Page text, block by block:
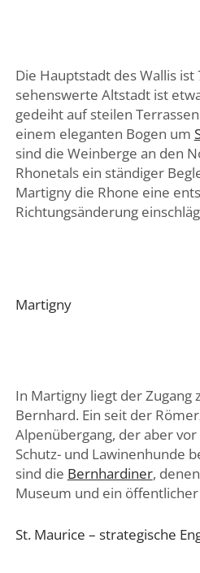
Die Hauptstadt des Wallis ist
sehenswerte Altstadt ist
gedeiht auf steilen
einem eleganten Bogen um
sind die Weinberge an den
Rhonetals ein ständiger
Martigny die Rhone eine
Richtungsänderung
Martigny
In Martigny liegt der Zugang
Bernhard. Ein seit der
Alpenübergang, der aber
Schutz- und Lawinenhunde
sind die Bernhardiner,
Museum und ein
St. Maurice – strategische